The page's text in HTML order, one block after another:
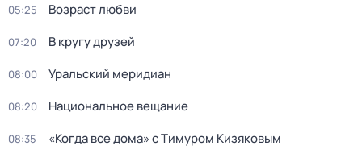
05:25 Возраст любви
07:20 В кругу друзей
08:00 Уральский меридиан
08:20 Национальное вещание
08:35 «Когда все дома» с Тимуром Кизяковым